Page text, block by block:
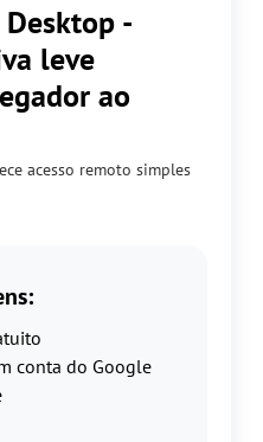
-
leve
ao
acesso remoto simples
conta do Google